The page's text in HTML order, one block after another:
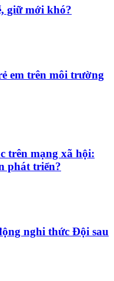
giữ mới khó?
em trên môi trường
trên mạng xã hội:
phát triển?
nghi thức Đội sau